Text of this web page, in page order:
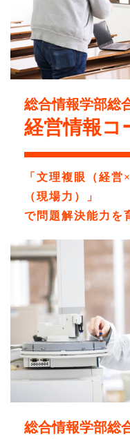
総合情報学部総
経営情報コ
「文理複眼（経
（現場力）」
で問題解決能力を
総合情報学部総